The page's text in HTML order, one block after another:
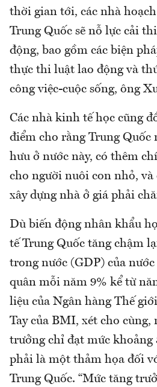
thời gian tới, các nhà
Trung Quốc sẽ nỗ lực cải
động, bao gồm các biện
thực thi luật lao động và
công việc-cuộc sống, ông
Các nhà kinh tế học cũng
điểm cho rằng Trung Quốc
hưu ở nước này, có thêm
cho người nuôi con nhỏ,
xây dựng nhà ở giá phải
Dù biến động nhân khẩu
tế Trung Quốc tăng chậm
trong nước (GDP) của
quân mỗi năm 9% kể từ
liệu của Ngân hàng Thế
Tay của BMI, xét cho cùng,
trưởng chỉ đạt mức khoảng
phải là một thảm họa đối
Trung Quốc. “Mức tăng